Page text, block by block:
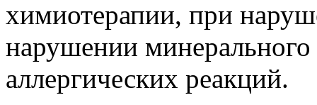
химиотерапии, при
нарушении
аллергических реакций.